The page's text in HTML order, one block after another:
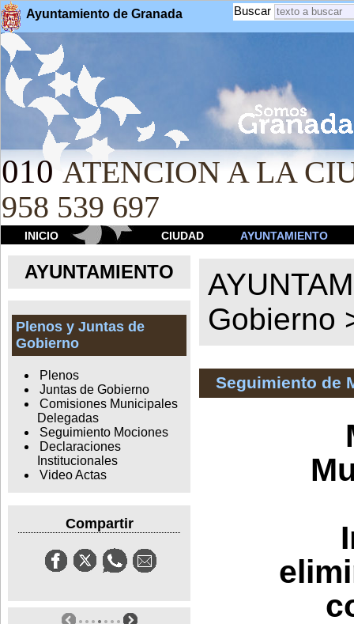
Ayuntamiento de Granada Buscar
010 ATENCION A LA
958 539 697
INICIO CIUDAD AYUNTAMIENTO
AYUNTAMIENTO
Plenos y Juntas de
Gobierno
Plenos
Juntas de Gobierno
Comisiones Municipales
Delegadas
Seguimiento Mociones
Declaraciones
Institucionales
Video Actas
Compartir
Gobierno
Seguimiento de